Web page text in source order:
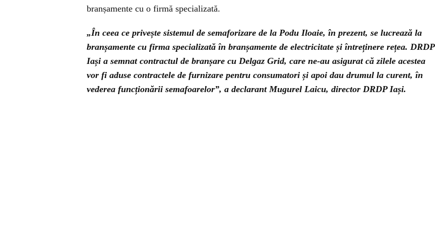
branșamente cu o firmă specializată.
„În ceea ce privește sistemul de semaforizare de la Podu Iloaie, în prezent, se lucrează la
branșamente cu firma specializată în branșamente de electricitate și întreținere rețea. DRDP
Iași a semnat contractul de branșare cu Delgaz Grid, care ne-au asigurat că zilele acestea
vor fi aduse contractele de furnizare pentru consumatori și apoi dau drumul la curent, în
vederea funcționării semafoarelor”, a declarant Mugurel Laicu, director DRDP Iași.